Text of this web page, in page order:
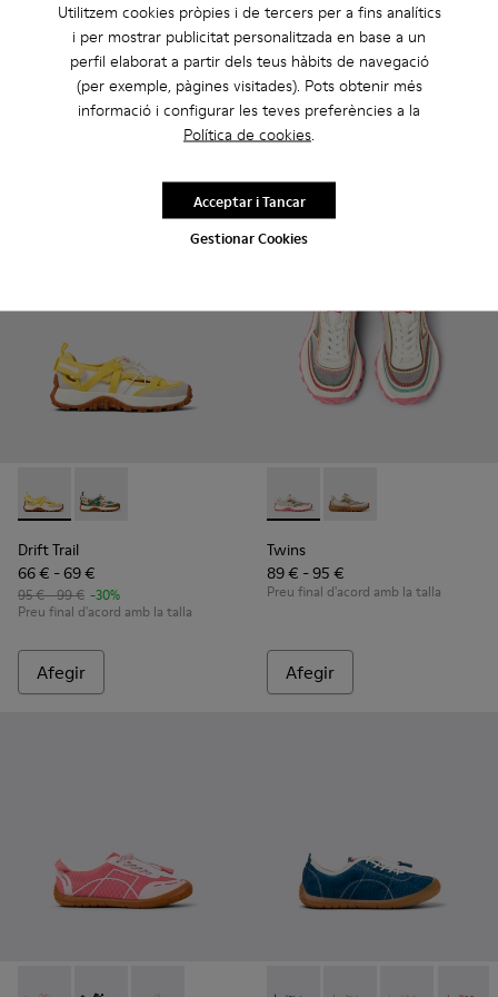
Utilitzem cookies pròpies i de tercers per a fins analítics
i per mostrar publicitat personalitzada en base a un
perfil elaborat a partir dels teus hàbits de navegació
(per exemple, pàgines visitades). Pots obtenir més
informació i configurar les teves preferències a la
Política de cookies.
Gestionar Cookies
Acceptar i Tancar
Runner - K800653-010 - Sabatilles esportives multicolor
Runner - K800653-014 - Sabatilles esportives de
Runner - K800653-008 - Sabatilles
Runner - K800653-006
Runner - K800653-003
Runner - K800653-002
39 € - 44 €
79 € - 89 € -50%
Preu final d'acord amb la talla
Peu Path - K800694-003 -
Peu Path -Peu Path -
Peu
Peu Path
37 € - 42 €
75 € - 85 € -50%
Preu final d'acord amb la talla
Drift Trail - K800695-001 - Sabates semiobertes per a
Drift Trail - K800695-002 - Sabates semiobertes
Drift Trail
66 € - 69 €
95 € - 99 € -30%
Preu final d'acord amb la talla
Afegir
Twins - K800685-001 -
Twins - K800685-
Twins
89 € - 95 €
Preu final d'acord amb la talla
Afegir